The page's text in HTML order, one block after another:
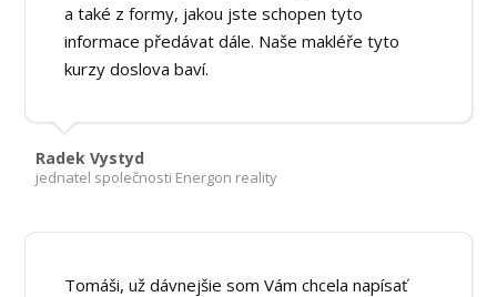
a také z formy, jakou jste schopen tyto
informace předávat dále. Naše makléře tyto
kurzy doslova baví.
Radek Vystyd
jednatel společnosti Energon reality
Tomáši, už dávnejšie som Vám chcela napísať